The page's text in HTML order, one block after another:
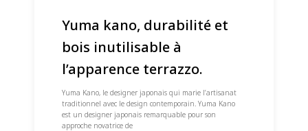
Yuma kano, durabilité et
bois inutilisable à
l’apparence terrazzo.
Yuma Kano, le designer japonais qui marie l’artisanat
traditionnel avec le design contemporain. Yuma Kano
est un designer japonais remarquable pour son
approche novatrice de